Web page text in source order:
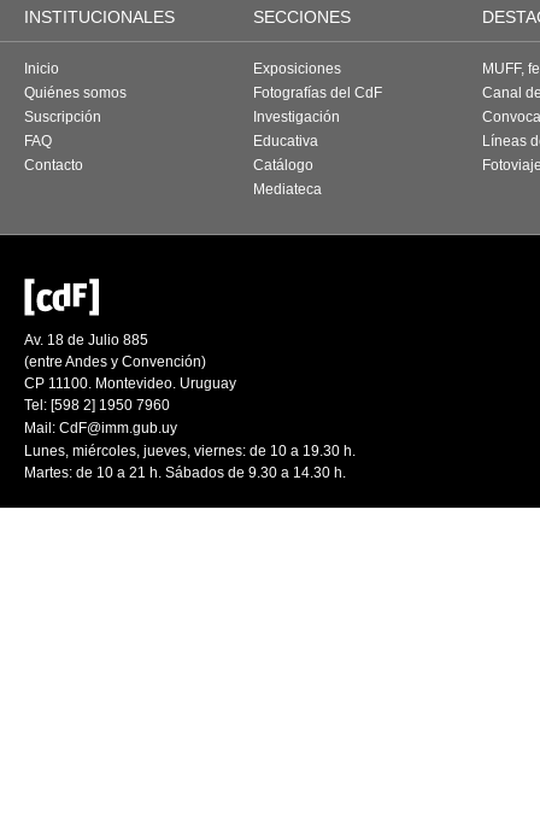
INSTITUCIONALES SECCIONES
Inicio
Quiénes somos
Suscripción
FAQ
Contacto
Exposiciones
Fotografías del CdF
Investigación
Educativa
Catálogo
Mediateca
MUFF,
Canal
Líneas
Av. 18 de Julio 885
(entre Andes y Convención)
CP 11100. Montevideo. Uruguay
Tel: [598 2] 1950 7960
Mail: CdF@imm.gub.uy
Lunes, miércoles, jueves, viernes: de 10 a 19.30 h.
Martes: de 10 a 21 h. Sábados de 9.30 a 14.30 h.